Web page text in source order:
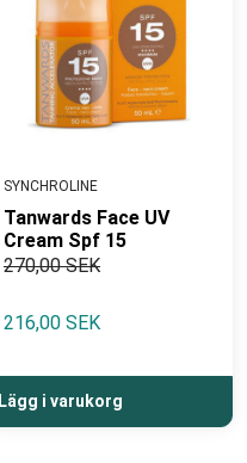
SYNCHROLINE
Tanwards Face UV
Cream Spf 15
270,00 SEK
216,00 SEK
Lägg i varukorg